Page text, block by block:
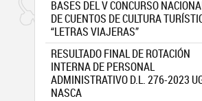
BASES DEL V CONCURSO
DE CUENTOS DE CULTURA
“LETRAS VIAJERAS”
RESULTADO FINAL DE ROTACIÓN
INTERNA DE PERSONAL
ADMINISTRATIVO D.L. 276-2023
NASCA